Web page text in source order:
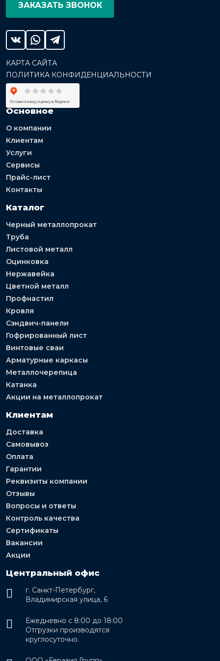
ЗАКАЗАТЬ ЗВОНОК
КАРТА САЙТА
ПОЛИТИКА КОНФИДЕНЦИАЛЬНОСТИ
Основное
О компании
Клиентам
Услуги
Сервисы
Прайс-лист
Контакты
Каталог
Черный металлопрокат
Труба
Листовой металл
Оцинковка
Нержавейка
Цветной металл
Профнастил
Кровля
Сэндвич-панели
Гофрированный лист
Винтовые сваи
Арматурные каркасы
Металлочерепица
Катанка
Акции на металлопрокат
Клиентам
Доставка
Самовывоз
Оплата
Гарантии
Реквизиты компании
Отзывы
Вопросы и ответы
Контроль качества
Сертификаты
Вакансии
Акции
Центральный офис
г. Санкт-Петербург,
Владимирская улица, 6
Ежедневно с 8:00 до 18:00
Отгрузки производятся
круглосуточно.